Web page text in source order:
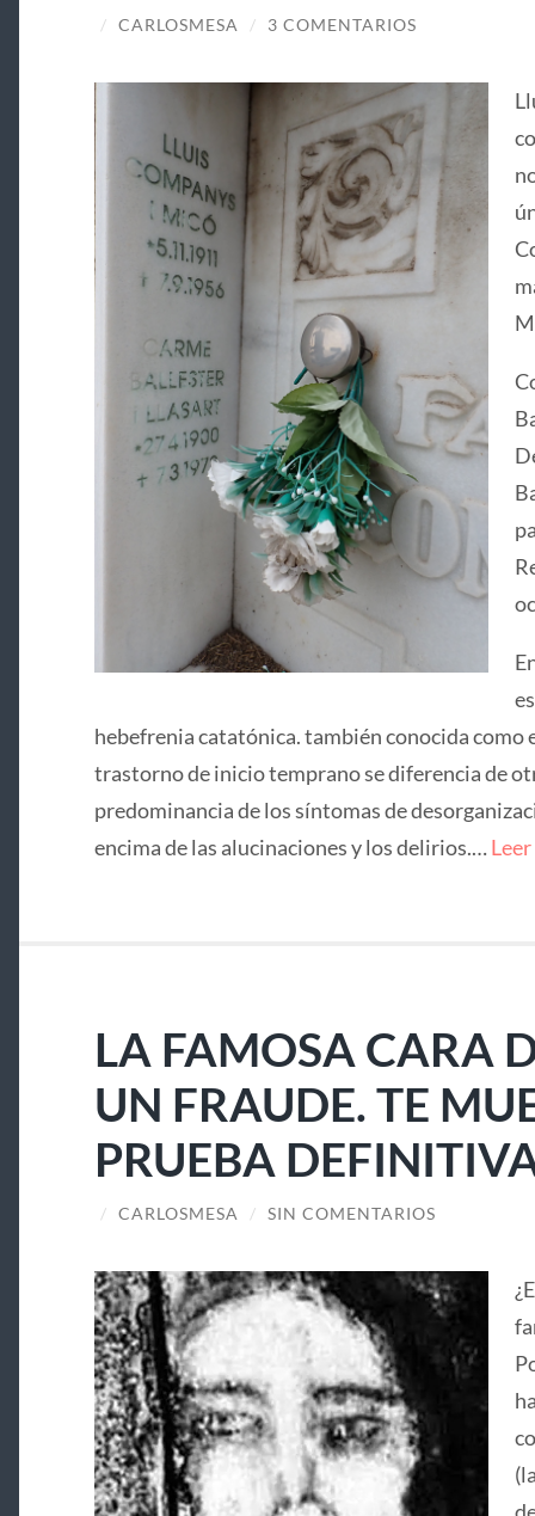
/ CARLOSMESA / 3 COMENTARIOS
hebefrenia catatónica. también conocida como
trastorno de inicio temprano se diferencia de
predominancia de los síntomas de
encima de las alucinaciones y los delirios.…
LA FAMOSA CARA
UN FRAUDE. TE
PRUEBA
/ CARLOSMESA / SIN COMENTARIOS